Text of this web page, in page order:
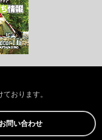
おります。
問い合わせ